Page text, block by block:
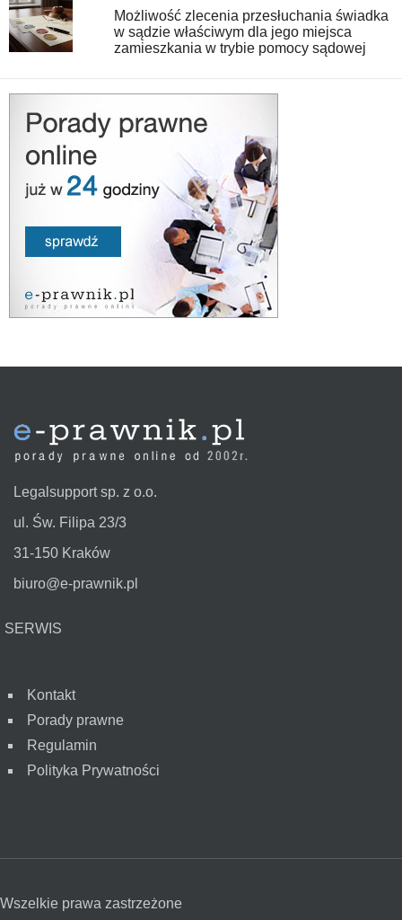
Możliwość zlecenia przesłuchania świadka
w sądzie właściwym dla jego miejsca
zamieszkania w trybie pomocy sądowej
Legalsupport sp. z o.o.
ul. Św. Filipa 23/3
31-150 Kraków
biuro@e-prawnik.pl
SERWIS
Kontakt
Porady prawne
Regulamin
Polityka Prywatności
Wszelkie prawa zastrzeżone